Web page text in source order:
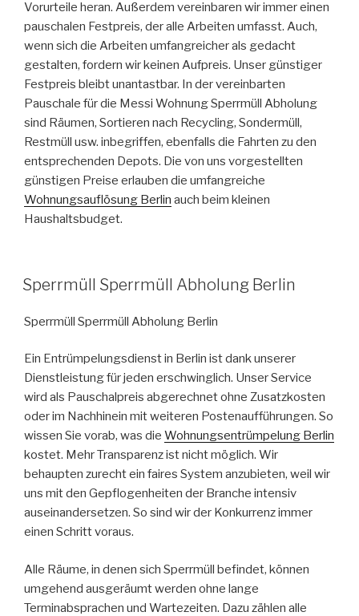
Vorurteile heran. Außerdem vereinbaren wir immer einen
pauschalen Festpreis, der alle Arbeiten umfasst. Auch,
wenn sich die Arbeiten umfangreicher als gedacht
gestalten, fordern wir keinen Aufpreis. Unser günstiger
Festpreis bleibt unantastbar. In der vereinbarten
Pauschale für die Messi Wohnung Sperrmüll Abholung
sind Räumen, Sortieren nach Recycling, Sondermüll,
Restmüll usw. inbegriffen, ebenfalls die Fahrten zu den
entsprechenden Depots. Die von uns vorgestellten
günstigen Preise erlauben die umfangreiche
Wohnungsauflösung Berlin auch beim kleinen
Haushaltsbudget.
VERÖFFENTLICHT
AM
Sperrmüll Sperrmüll Abholung Berlin
Sperrmüll Sperrmüll Abholung Berlin
Ein Entrümpelungsdienst in Berlin ist dank unserer
Dienstleistung für jeden erschwinglich. Unser Service
wird als Pauschalpreis abgerechnet ohne Zusatzkosten
oder im Nachhinein mit weiteren Postenaufführungen. So
wissen Sie vorab, was die Wohnungsentrümpelung Berlin
kostet. Mehr Transparenz ist nicht möglich. Wir
behaupten zurecht ein faires System anzubieten, weil wir
uns mit den Gepflogenheiten der Branche intensiv
auseinandersetzen. So sind wir der Konkurrenz immer
einen Schritt voraus.
Alle Räume, in denen sich Sperrmüll befindet, können
umgehend ausgeräumt werden ohne lange
Terminabsprachen und Wartezeiten. Dazu zählen alle